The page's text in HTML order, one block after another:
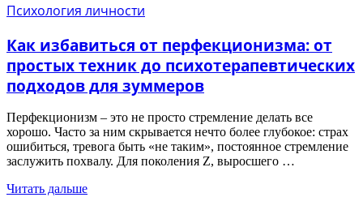
Психология личности
Как избавиться от перфекционизма: от
простых техник до психотерапевтических
подходов для зуммеров
Перфекционизм – это не просто стремление делать все
хорошо. Часто за ним скрывается нечто более глубокое: страх
ошибиться, тревога быть «не таким», постоянное стремление
заслужить похвалу. Для поколения Z, выросшего …
Читать дальше